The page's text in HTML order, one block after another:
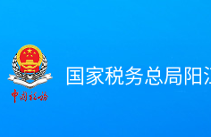
国家税务总局阳